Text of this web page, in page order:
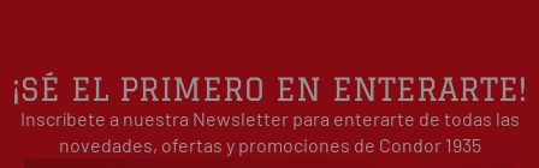
estrellas
0%
1
estrellas 0%
¡SÉ EL PRIMERO EN ENTERARTE!
Inscríbete a nuestra Newsletter para enterarte de todas las
novedades, ofertas y promociones de Condor 1935